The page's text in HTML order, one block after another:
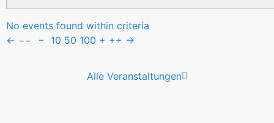
No events found within criteria
← −− − 10 50 100 + ++ →
Alle Veranstaltungen